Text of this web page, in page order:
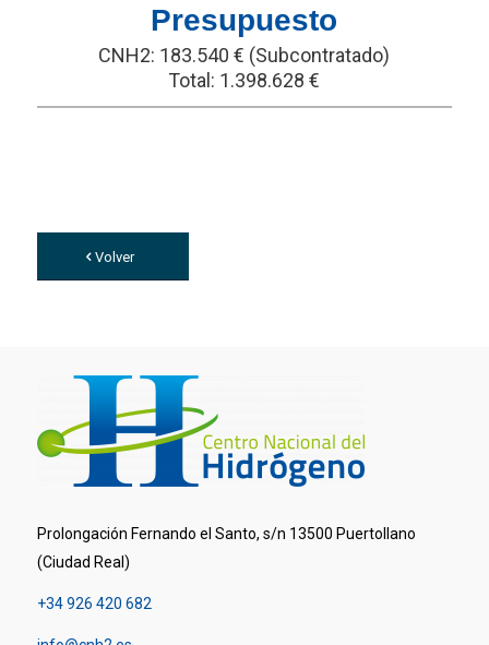
Presupuesto
CNH2: 183.540 € (Subcontratado)
Total: 1.398.628 €
Volver
Prolongación Fernando el Santo, s/n 13500 Puertollano
(Ciudad Real)
+34 926 420 682